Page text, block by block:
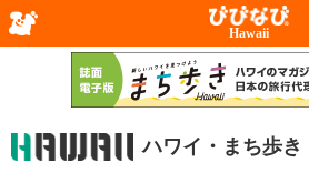
Hawaii
ハワイ・まち歩き